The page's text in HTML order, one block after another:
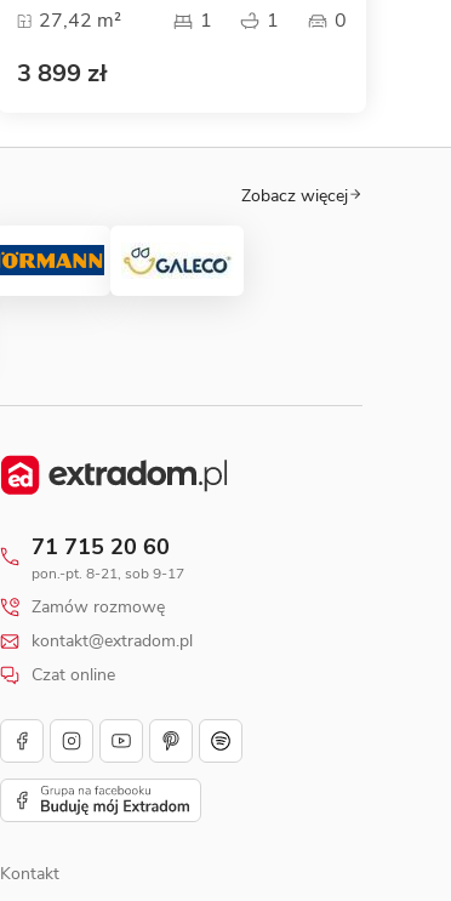
27,42 m² 1 1 0
3 899 zł
Zobacz więcej
71 715 20 60
pon.-pt. 8-21, sob 9-17
Zamów rozmowę
kontakt@extradom.pl
Czat online
Kontakt